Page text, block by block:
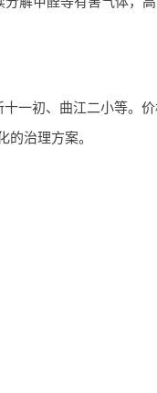
一初、曲江二小等。
治理方案。